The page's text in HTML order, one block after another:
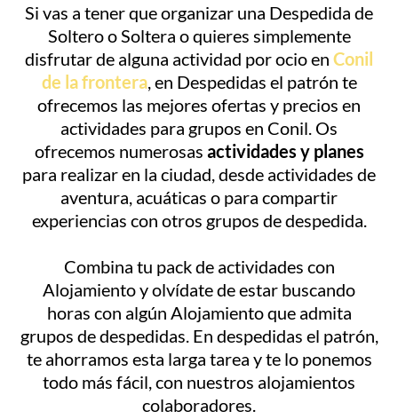
Si vas a tener que organizar una Despedida de
Soltero o Soltera o quieres simplemente
disfrutar de alguna actividad por ocio en Conil
de la frontera, en Despedidas el patrón te
ofrecemos las mejores ofertas y precios en
actividades para grupos en Conil. Os
ofrecemos numerosas actividades y planes
para realizar en la ciudad, desde actividades de
aventura, acuáticas o para compartir
experiencias con otros grupos de despedida.
Combina tu pack de actividades con
Alojamiento y olvídate de estar buscando
horas con algún Alojamiento que admita
grupos de despedidas. En despedidas el patrón,
te ahorramos esta larga tarea y te lo ponemos
todo más fácil, con nuestros alojamientos
colaboradores.